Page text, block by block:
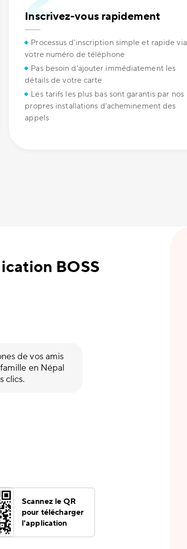
Inscrivez-vous rapidement
Processus d'inscription simple et rapide via
votre numéro de téléphone
Pas besoin d'ajouter immédiatement les
détails de votre carte
Les tarifs les plus bas sont garantis par nos
propres installations d'acheminement des
appels
BOSS
de vos amis
en Népal
clics.
Scannez le QR
pour télécharger
l'application